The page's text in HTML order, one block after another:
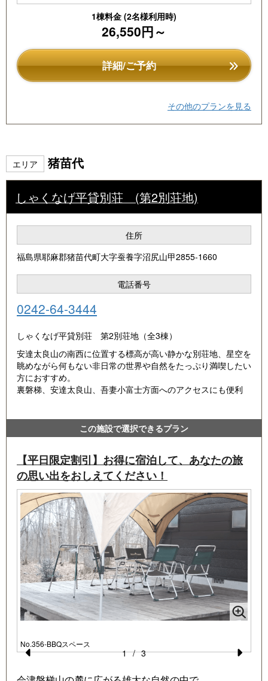
で、さらに信頼関係が深まります。その環境をしゃく
なげ平貸別荘が提供します♪
嬉しい快適グッズも各種ご用意しております。
ぜひワンちゃんとの大切な時間をめいっぱい楽しんで
ください！
1棟料金 (2名様利用時)
26,550円～
詳細/ご予約
その他のプランを見る
エリア
猪苗代
しゃくなげ平貸別荘 (第2別荘地)
住所
福島県耶麻郡猪苗代町大字蚕養字沼尻山甲2855-1660
電話番号
0242-64-3444
しゃくなげ平貸別荘 第2別荘地（全3棟）
安達太良山の南西に位置する標高が高い静かな別荘地、星空を
眺めながら何もない非日常の世界や自然をたっぷり満喫したい
方におすすめ。
裏磐梯、安達太良山、吾妻小富士方面へのアクセスにも便利
この施設で選択できるプラン
No.356-BBQスペース
1 / 3
【平日限定割引】お得に宿泊して、あなたの旅
の思い出をおしえてください！